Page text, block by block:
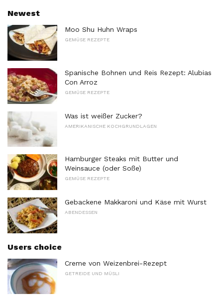
Newest
Moo Shu Huhn Wraps
GEMÜSE REZEPTE
Spanische Bohnen und Reis Rezept: Alubias
Con Arroz
GEMÜSE REZEPTE
Was ist weißer Zucker?
AMERIKANISCHE KOCHGRUNDLAGEN
Hamburger Steaks mit Butter und
Weinsauce (oder Soße)
GEMÜSE REZEPTE
Gebackene Makkaroni und Käse mit Wurst
ABENDESSEN
Users choice
Creme von Weizenbrei-Rezept
GETREIDE UND MÜSLI